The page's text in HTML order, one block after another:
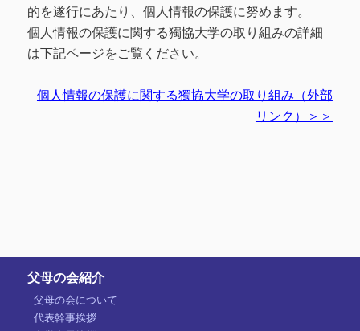
的を遂行にあたり、個人情報の保護に努めます。
個人情報の保護に関する獨協大学の取り組みの詳細
は下記ページをご覧ください。
個人情報の保護に関する獨協大学の取り組み（外部
リンク）＞＞
父母の会紹介
父母の会について
代表幹事挨拶